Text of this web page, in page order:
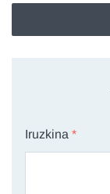
Iruzkina *